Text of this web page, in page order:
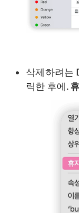
삭제하려는
릭한 후에.